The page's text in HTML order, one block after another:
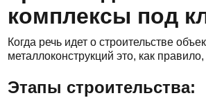
комплексы под
Когда речь идет о строительстве
металлоконструкций это, как
Этапы строительства: